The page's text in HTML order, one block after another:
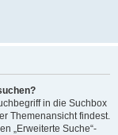
in die Suchbox
Themenansicht findest.
„Erweiterte Suche“-